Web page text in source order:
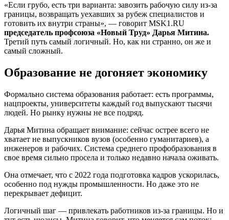
«Если грубо, есть три варианта: завозить рабочую силу из-за
границы, возвращать уехавших за рубеж специалистов и
готовить их внутри страны», — говорит MSK1.RU
председатель профсоюза «Новый Труд» Дарья Митина.
Третий путь самый логичный. Но, как ни странно, он же и
самый сложный.
Образование не догоняет экономику
Формально система образования работает: есть программы,
нацпроекты, университеты каждый год выпускают тысячи
людей. Но рынку нужны не все подряд.
Дарья Митина обращает внимание: сейчас острее всего не
хватает не выпускников вузов (особенно гуманитариев), а
инженеров и рабочих. Система среднего профобразования в
свое время сильно просела и только недавно начала оживать.
Она отмечает, что с 2022 года подготовка кадров ускорилась,
особенно под нужды промышленности. Но даже это не
перекрывает дефицит.
Логичный шаг — привлекать работников из-за границы. Но и